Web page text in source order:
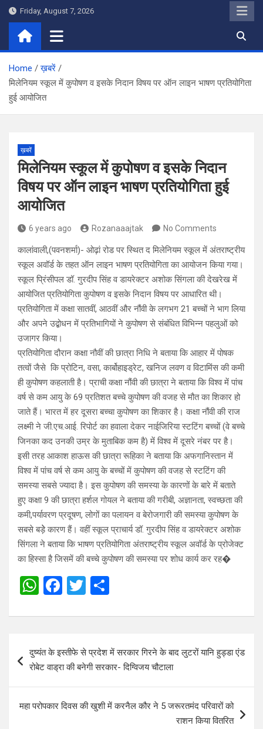
Skip
content
Friday, August 7, 2026
Home
ख़बरें
मिलेनियम स्कूल में कुपोषण व इसके निदान विषय पर ऑन लाइन भाषण प्रतियोगिता
हुई आयोजित
ख़बरें
मिलेनियम स्कूल में कुपोषण व इसके निदान
विषय पर ऑन लाइन भाषण प्रतियोगिता हुई
आयोजित
6 years ago Rozanaaajtak No Comments
कालांवाली,(पवनशर्मा)- ओढ़ां रोड पर स्थित द मिलेनियम स्कूल में अंतराष्ट्रीय
स्कूल अवॉर्ड के तहत ऑन लाइन भाषण प्रतियोगिता का आयोजन किया गया।
स्कूल प्रिंसीपल डॉ. गुरदीप सिंह व डायरेक्टर अशोक सिंगला की देखरेख में
आयोजित प्रतियोगिता कुपोषण व इसके निदान विषय पर आधारित थी।
प्रतियोगिता में कक्षा सातवीं, आठवीं और नौंवी के लगभग 21 बच्चों ने भाग लिया
और अपने उद्बोधन में प्रतिभागियों ने कुपोषण से संबंधित विभिन्न पहलुओं को
उजागर किया।
प्रतियोगिता दौरान कक्षा नौवीं की छात्रा निधि ने बताया कि आहार में पोषक
तत्वों जैसे कि प्रोटिन, वसा, कार्बोहाइड्रेट, खनिज लवण व विटामिंस की कमी
ही कुपोषण कहलाती है। प्राची कक्षा नौंवी की छात्रा ने बताया कि विश्व में पांच
वर्ष से कम आयु के 69 प्रतिशत बच्चे कुपोषण की वजह से मौत का शिकार हो
जाते हैं। भारत में हर दूसरा बच्चा कुपोषण का शिकार है। कक्षा नौंवी की राज
लक्ष्मी ने जी.एच.आई. रिपोर्ट का हवाला देकर नाईजिरिया स्टटिंग बच्चों (वे बच्चे
जिनका कद उनकी उम्र के मुताबिक कम है) में विश्व में दूसरे नंबर पर है।
इसी तरह आकाश हाऊस की छात्रा रूहिका ने बताया कि अफगानिस्तान में
विश्व में पांच वर्ष से कम आयु के बच्चों में कुपोषण की वजह से स्टटिंग की
समस्या सबसे ज्यादा है। इस कुपोषण की समस्या के कारणों के बारे में बताते
हुए कक्षा 9 की छात्रा हर्शल गोयल ने बताया की गरीबी, अज्ञानता, स्वच्छता की
कमी,पर्यावरण प्रदूषण, लोगों का पलायन व बेरोजगारी की समस्या कुपोषण के
सबसे बड़ेे कारण हैं। वहीं स्कूल प्राचार्य डॉ. गुरदीप सिंह व डायरेक्टर अशोक
सिंगला ने बताया कि भाषण प्रतियोगिता अंतराष्ट्रीय स्कूल अवॉर्ड के प्रोजेक्ट
का हिस्सा है जिसमें की बच्चे कुपोषण की समस्या पर शोध कार्य कर रह�
W
at
s
A
p
F
ce
b
o
k
T
tt
er
ar
e
navigation
दुष्यंत के इस्तीफे से प्रदेश में सरकार गिरने के बाद लुटरों यानि हुड्डा एंड
रोबेट वाड्रा की बनेगी सरकार- दिग्विजय चौटाला
महा परोपकार दिवस की खुशी में करनैल कौर ने 5 जरूरतमंद परिवारों को
राशन किया वितरित